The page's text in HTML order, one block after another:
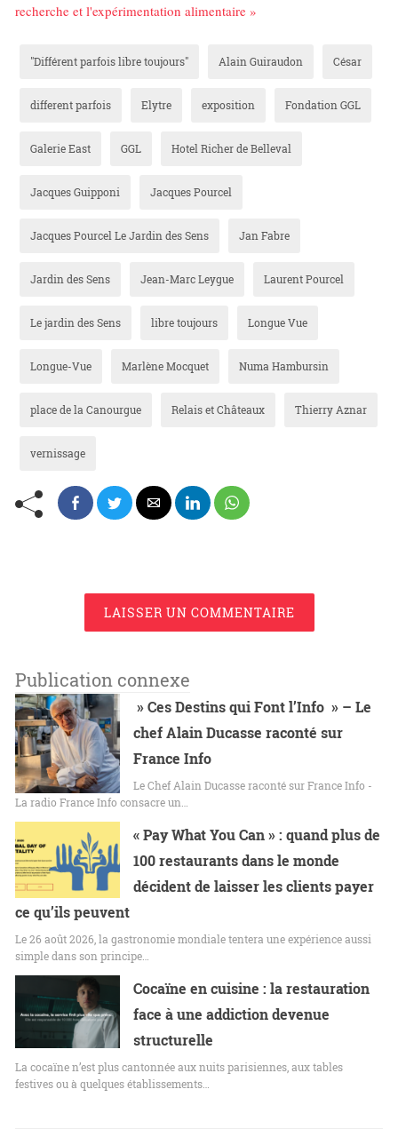
recherche et l'expérimentation alimentaire »
"Différent parfois libre toujours" Alain Guiraudon César
different parfois Elytre exposition Fondation GGL
Galerie East GGL Hotel Richer de Belleval
Jacques Guipponi Jacques Pourcel
Jacques Pourcel Le Jardin des Sens Jan Fabre
Jardin des Sens Jean-Marc Leygue Laurent Pourcel
Le jardin des Sens libre toujours Longue Vue
Longue-Vue Marlène Mocquet Numa Hambursin
place de la Canourgue Relais et Châteaux Thierry Aznar
vernissage
LAISSER UN COMMENTAIRE
Publication connexe
» Ces Destins qui Font l’Info » – Le
chef Alain Ducasse raconté sur
France Info
Le Chef Alain Ducasse raconté sur France Info -
La radio France Info consacre un…
« Pay What You Can » : quand plus de
100 restaurants dans le monde
décident de laisser les clients payer
ce qu’ils peuvent
Le 26 août 2026, la gastronomie mondiale tentera une expérience aussi
simple dans son principe…
Cocaïne en cuisine : la restauration
face à une addiction devenue
structurelle
La cocaïne n’est plus cantonnée aux nuits parisiennes, aux tables
festives ou à quelques établissements…